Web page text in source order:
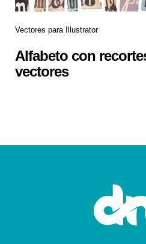
Vectores para Illustrator
Alfabeto con
vectores